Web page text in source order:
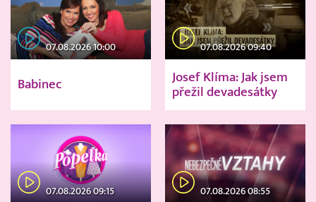
07.08.2026 10:00
Babinec
07.08.2026 09:40
Josef Klíma: Jak jsem
přežil devadesátky
07.08.2026 09:15 07.08.2026 08:55